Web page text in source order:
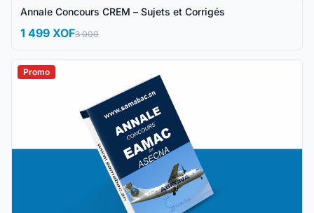
Annale Concours CREM – Sujets et Corrigés
1 499 XOF3 000
Promo